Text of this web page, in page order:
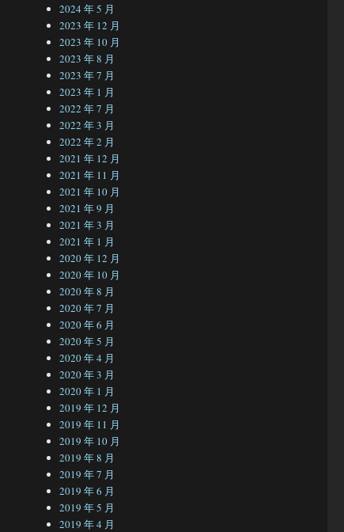
2024 年 5 月
2023 年 12 月
2023 年 10 月
2023 年 8 月
2023 年 7 月
2023 年 1 月
2022 年 7 月
2022 年 3 月
2022 年 2 月
2021 年 12 月
2021 年 11 月
2021 年 10 月
2021 年 9 月
2021 年 3 月
2021 年 1 月
2020 年 12 月
2020 年 10 月
2020 年 8 月
2020 年 7 月
2020 年 6 月
2020 年 5 月
2020 年 4 月
2020 年 3 月
2020 年 1 月
2019 年 12 月
2019 年 11 月
2019 年 10 月
2019 年 8 月
2019 年 7 月
2019 年 6 月
2019 年 5 月
2019 年 4 月